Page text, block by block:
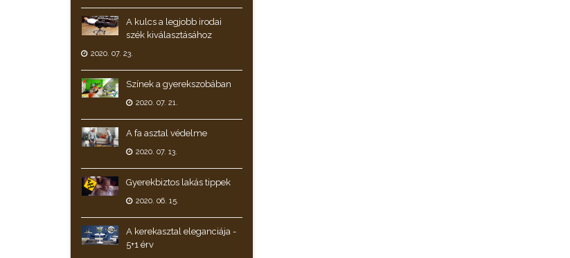
A kulcs a legjobb irodai
szék kiválasztásához
2020. 07. 23.
Színek a gyerekszobában
2020. 07. 21.
A fa asztal védelme
2020. 07. 13.
Gyerekbiztos lakás tippek
2020. 06. 15.
A kerekasztal eleganciája -
5+1 érv